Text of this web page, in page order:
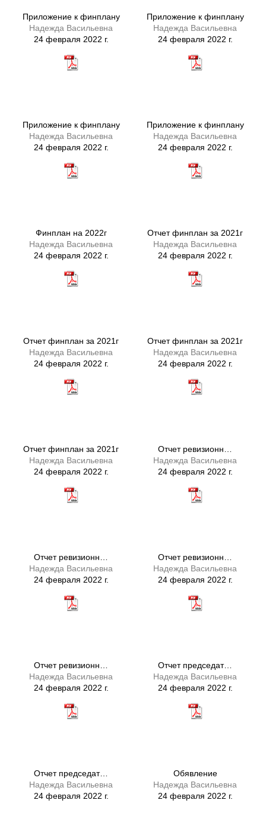
Приложение к финплану
Надежда Васильевна
24 февраля 2022 г.
Приложение к финплану
Надежда Васильевна
24 февраля 2022 г.
Приложение к финплану
Надежда Васильевна
24 февраля 2022 г.
Приложение к финплану
Надежда Васильевна
24 февраля 2022 г.
Финплан на 2022г
Надежда Васильевна
24 февраля 2022 г.
Отчет финплан за 2021г
Надежда Васильевна
24 февраля 2022 г.
Отчет финплан за 2021г
Надежда Васильевна
24 февраля 2022 г.
Отчет финплан за 2021г
Надежда Васильевна
24 февраля 2022 г.
Отчет финплан за 2021г
Надежда Васильевна
24 февраля 2022 г.
Отчет ревизионн…
Надежда Васильевна
24 февраля 2022 г.
Отчет ревизионн…
Надежда Васильевна
24 февраля 2022 г.
Отчет ревизионн…
Надежда Васильевна
24 февраля 2022 г.
Отчет ревизионн…
Надежда Васильевна
24 февраля 2022 г.
Отчет председат…
Надежда Васильевна
24 февраля 2022 г.
Отчет председат…
Надежда Васильевна
24 февраля 2022 г.
Обявление
Надежда Васильевна
24 февраля 2022 г.